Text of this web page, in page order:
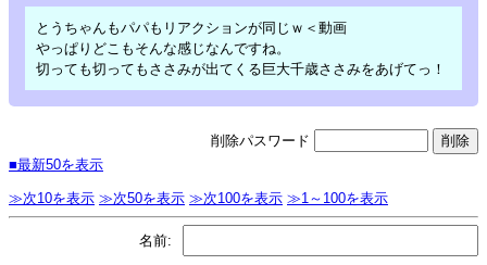
とうちゃんもパパもリアクションが同じｗ＜動画
やっぱりどこもそんな感じなんですね。
切っても切ってもささみが出てくる巨大千歳ささみをあげてっ！
削除パスワード
■最新50を表示
≫次10を表示 ≫次50を表示 ≫次100を表示 ≫1～100を表示
名前: